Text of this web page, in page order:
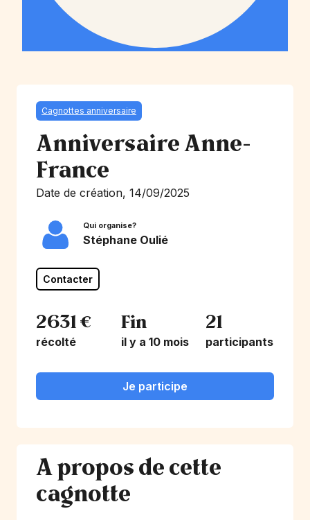
Cagnottes anniversaire
Anniversaire Anne-
France
Date de création, 14/09/2025
Qui organise?
Stéphane Oulié
Contacter
2631 €
récolté
Fin
il y a 10 mois
21
participants
Je participe
A propos de cette
cagnotte